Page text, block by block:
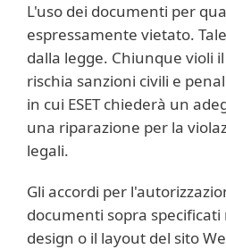
L'uso dei documenti per
espressamente vietato.
dalla legge. Chiunque violi
rischia sanzioni civili e
in cui ESET chiederà un
una riparazione per la
legali.
Gli accordi per
documenti sopra
design o il layout del sito